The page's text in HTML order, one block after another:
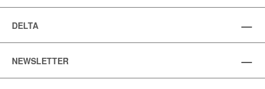
DELTA
NEWSLETTER